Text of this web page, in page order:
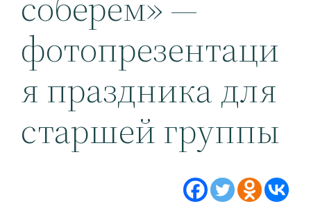
фотопрезентаци
я праздника для
старшей группы